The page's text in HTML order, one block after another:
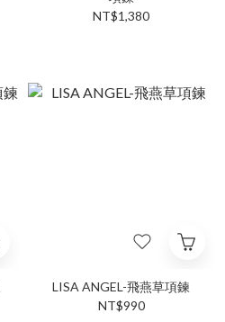
NT$1,380
LISA ANGEL-飛燕草項鍊
NT$990